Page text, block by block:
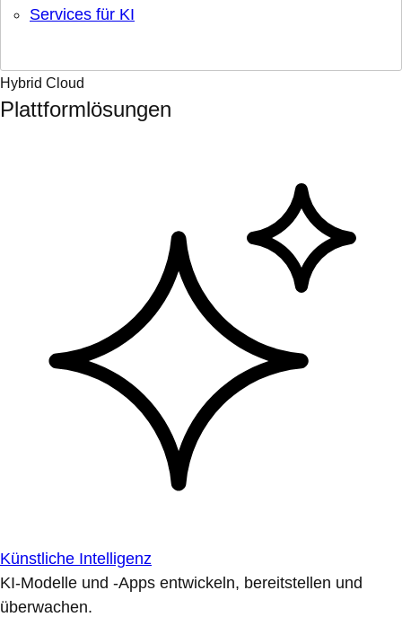
Services für KI
Hybrid Cloud
Plattformlösungen
Künstliche Intelligenz
KI-Modelle und -Apps entwickeln, bereitstellen und
überwachen.